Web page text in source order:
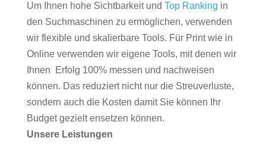
Um Ihnen hohe Sichtbarkeit und Top Ranking in
den Suchmaschinen zu ermöglichen, verwenden
wir flexible und skalierbare Tools. Für Print wie in
Online verwenden wir eigene Tools, mit denen wir
Ihnen Erfolg 100% messen und nachweisen
können. Das reduziert nicht nur die Streuverluste,
sondern auch die Kosten damit Sie können Ihr
Budget gezielt ensetzen können.
Unsere Leistungen